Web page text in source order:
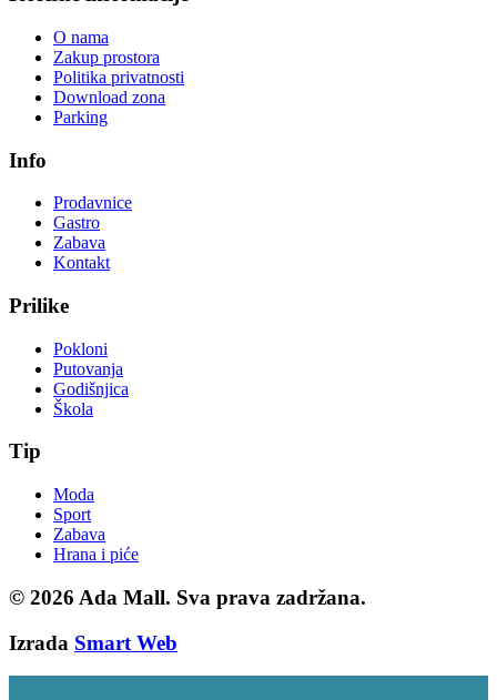
O nama
Zakup prostora
Politika privatnosti
Download zona
Parking
Info
Prodavnice
Gastro
Zabava
Kontakt
Prilike
Pokloni
Putovanja
Godišnjica
Škola
Tip
Moda
Sport
Zabava
Hrana i piće
© 2026 Ada Mall. Sva prava zadržana.
Izrada Smart Web